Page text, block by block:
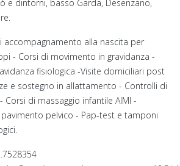
e dintorni, basso Garda, Desenzano,
accompagnamento alla nascita per
- Corsi di movimento in gravidanza -
fisiologica -Visite domiciliari post
e sostegno in allattamento - Controlli di
di massaggio infantile AIMI -
pelvico - Pap-test e tamponi